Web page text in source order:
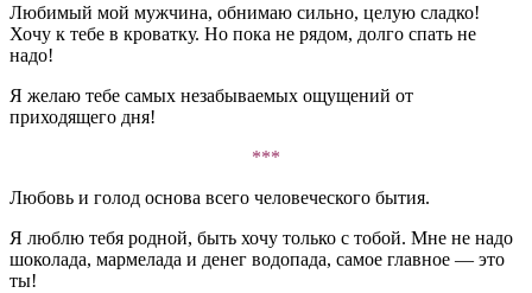
Любимый мой мужчина, обнимаю сильно, целую сладко!
Хочу к тебе в кроватку. Но пока не рядом, долго спать не
надо!
Я желаю тебе самых незабываемых ощущений от
приходящего дня!
***
Любовь и голод основа всего человеческого бытия.
Я люблю тебя родной, быть хочу только с тобой. Мне не надо
шоколада, мармелада и денег водопада, самое главное — это
ты!